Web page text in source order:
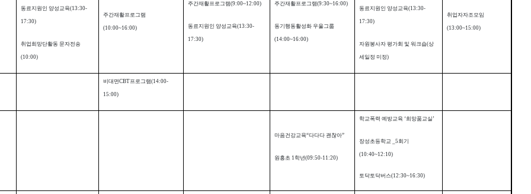
동료지원인 양성교육(13:30-
17:30)
취업희망단활동 문자전송
(10:00)
주간재활프로그램
(10:00~16:00)
주간재활프로그램(9:00~12:00)
동료지원인 양성교육(13:30-
17:30)
주간재활프로그램(9:30~16:00)
동기행동활성화 우울그룹
(14:00~16:00)
동료지원인 양성교육(13:30-
17:30)
자원봉사자 평가회 및 워크숍(상
세일정 미정)
취업자자조모임
(13:00~15:00)
비대면CBT프로그램(14:00-
15:00)
마음건강교육“다다다 괜찮아”
원흥초 1학년(09:50-11:20)
학교폭력 예방교육 ‘희망품교실’
장성초등학교 _5회기
(10:40~12:10)
토닥토닥버스(12:30~16:30)